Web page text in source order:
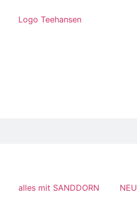
alles mit SANDDORN NEU